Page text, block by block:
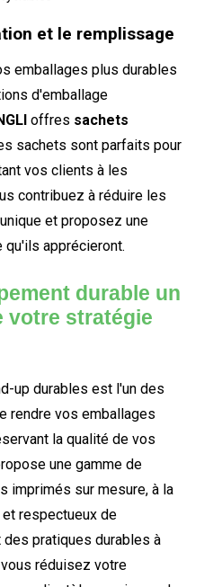
et le remplissage
emballages plus durables
d'emballage
offres sachets
sachets sont parfaits pour
vos clients à les
contribuez à réduire les
et proposez une
qu'ils apprécieront.
durable un
votre stratégie
up durables est l'un des
rendre vos emballages
la qualité de vos
une gamme de
imprimés sur mesure, à la
respectueux de
des pratiques durables à
réduisez votre